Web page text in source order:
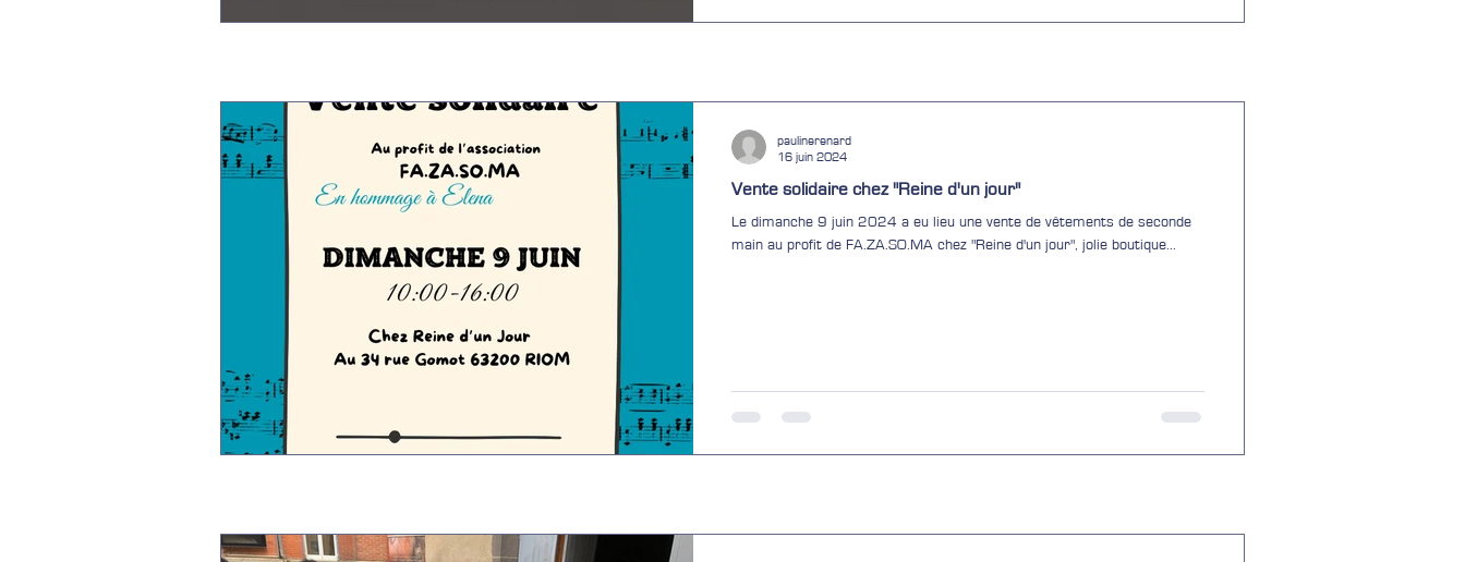
Vente solidaire chez "Reine d'un jour"
Le dimanche 9 juin 2024 a eu lieu une vente de vêtements de seconde
main au profit de FA.ZA.SO.MA chez "Reine d'un jour", jolie boutique...
paulinerenard
16 juin 2024